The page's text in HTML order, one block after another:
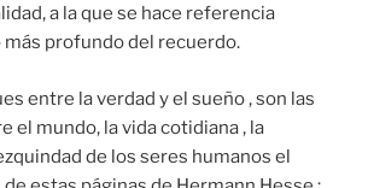
a la que se hace referencia
más profundo del recuerdo.
entre la verdad y el sueño , son las
el mundo, la vida cotidiana , la
de los seres humanos el